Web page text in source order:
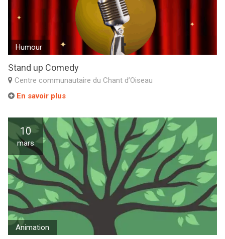
Humour
Stand up Comedy
Centre communautaire du Chant d’Oiseau
En savoir plus
10
mars
Animation